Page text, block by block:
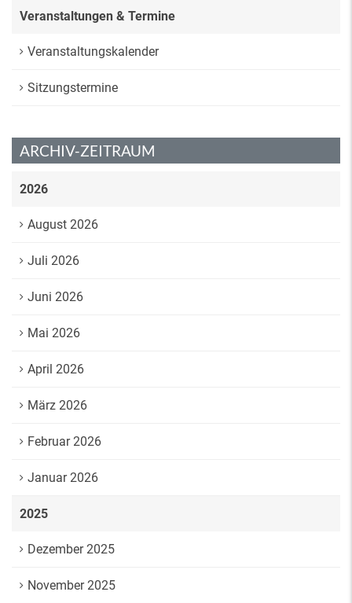
Veranstaltungen & Termine
Veranstaltungskalender
Sitzungstermine
ARCHIV-ZEITRAUM
2026
August 2026
Juli 2026
Juni 2026
Mai 2026
April 2026
März 2026
Februar 2026
Januar 2026
2025
Dezember 2025
November 2025